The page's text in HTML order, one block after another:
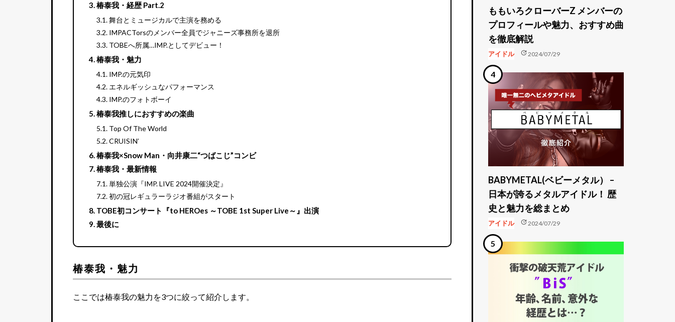
椿泰我・経歴 Part.2
舞台とミュージカルで主演を務める
IMPACTorsのメンバー全員でジャニーズ事務所を退所
TOBEへ所属…IMP.としてデビュー！
椿泰我・魅力
IMP.の元気印
エネルギッシュなパフォーマンス
IMP.のフォトボーイ
椿泰我推しにおすすめの楽曲
Top Of The World
CRUISIN’
椿泰我×Snow Man・向井康二“つばこじ”コンビ
椿泰我・最新情報
単独公演『IMP. LIVE 2024開催決定』
初の冠レギュラーラジオ番組がスタート
TOBE初コンサート『to HEROes ～TOBE 1st Super Live～』出演
最後に
椿泰我・魅力
ここでは椿泰我の魅力を3つに絞って紹介します。
ももいろクローバーZ メンバーの
プロフィールや魅力、おすすめ曲
を徹底解説
アイドル update2024/07/29
BABYMETAL(ベビーメタル） –
日本が誇るメタルアイドル！ 歴
史と魅力を総まとめ
アイドル update2024/07/29